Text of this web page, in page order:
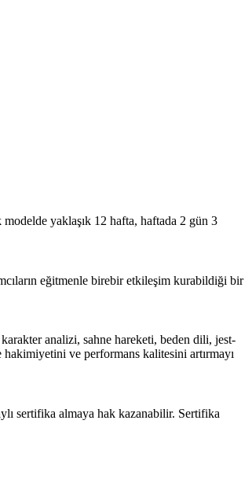
yaklaşık 12 hafta, haftada 2 gün 3
eğitmenle birebir etkileşim kurabildiği bir
analizi, sahne hareketi, beden dili, jest-
hakimiyetini ve performans kalitesini artırmayı
sertifika almaya hak kazanabilir. Sertifika